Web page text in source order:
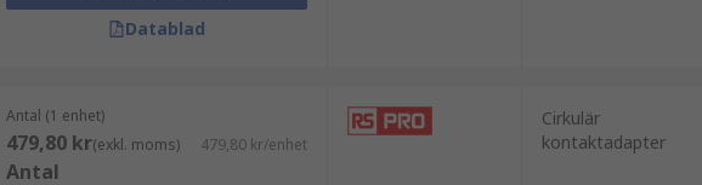
Datablad
Antal (1 enhet)
479,80 kr(exkl. moms) 479,80 kr/enhet
Antal
Cirkulär
kontaktadapter